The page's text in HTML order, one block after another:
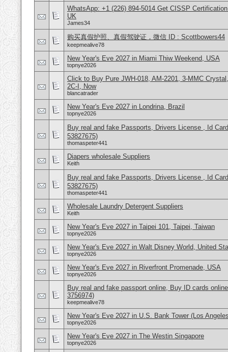
WhatsApp: +1 (226) 894-5014​ Get CISSP
UK
James34
购买真假护照、真假驾驶证，微信 ID : Scottbowers44
keepmealive78
New Year's Eve 2027 in Miami Thiw Weekend, USA
topnye2026
Click to Buy Pure JWH-018, AM-2201, 3-MMC
2C-I, Now
blancatrader
New Year's Eve 2027 in Londrina, Brazil
topnye2026
Buy real and fake Passports, Drivers License , Id
53827675)
thomaspeter441
Diapers wholesale Suppliers
Keith
Buy real and fake Passports, Drivers License , Id
53827675)
thomaspeter441
Wholesale Laundry Detergent Suppliers
Keith
New Year's Eve 2027 in Taipei 101, Taipei, Taiwan
topnye2026
New Year's Eve 2027 in Walt Disney World, United
topnye2026
New Year's Eve 2027 in Riverfront Promenade, USA
topnye2026
Buy real and fake passport online, Buy ID cards
3756974)
keepmealive78
New Year's Eve 2027 in U.S. Bank Tower (Los
topnye2026
New Year's Eve 2027 in The Westin Singapore
topnye2026